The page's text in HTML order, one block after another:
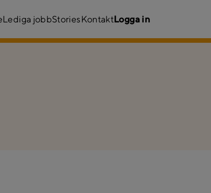
Lediga jobbStoriesKontaktLogga in